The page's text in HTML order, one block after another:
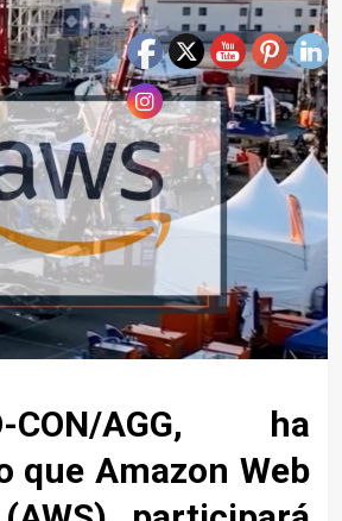
CON/AGG, ha
que Amazon Web